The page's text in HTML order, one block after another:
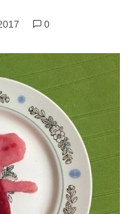
0